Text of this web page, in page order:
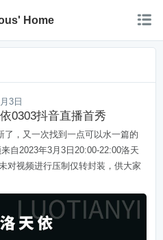
Home 
3日
0303抖音直播首秀
了，又一次找到一点可以水一篇的
自2023年3月3日20:00-22:00洛天
对视频进行压制仅转封装，供大家